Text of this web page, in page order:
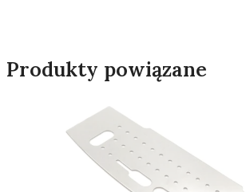
Produkty powiązane